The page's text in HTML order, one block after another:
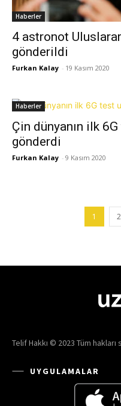
Haberler
4 astronot
gönderildi
Furkan Kalay - 19 Kasım 2020
Haberler
Çin dünyanın ilk
gönderdi
Furkan Kalay - 9 Kasım 2020
1 2
Telif Hakkı © 2023 Tüm hakları
UYGULAMALAR